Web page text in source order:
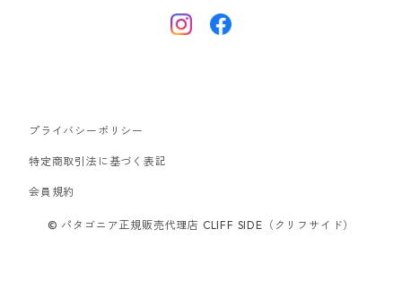
スウェットシャツ・フーディ
ボードショーツ
プライバシーポリシー
特定商取引法に基づく表記
会員規約
© パタゴニア正規販売代理店 CLIFF SIDE（クリフサイド）